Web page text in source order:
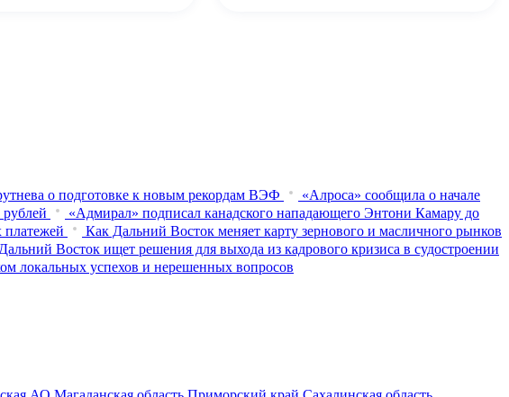
о подготовке к новым рекордам ВЭФ
«Алроса» сообщила о начале
«Адмирал» подписал канадского нападающего Энтони Камару до
Как Дальний Восток меняет карту зернового и масличного рынков
Восток ищет решения для выхода из кадрового кризиса в судостроении
локальных успехов и нерешенных вопросов